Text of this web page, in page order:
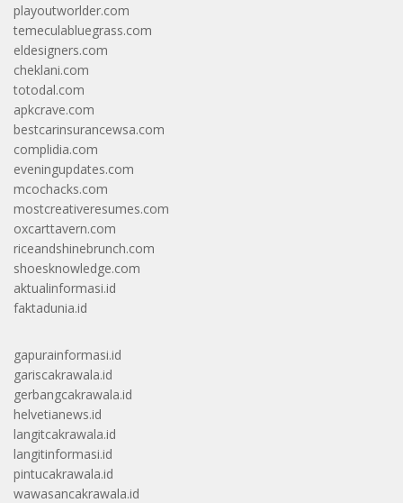
playoutworlder.com
temeculabluegrass.com
eldesigners.com
cheklani.com
totodal.com
apkcrave.com
bestcarinsurancewsa.com
complidia.com
eveningupdates.com
mcochacks.com
mostcreativeresumes.com
oxcarttavern.com
riceandshinebrunch.com
shoesknowledge.com
aktualinformasi.id
faktadunia.id
gapurainformasi.id
gariscakrawala.id
gerbangcakrawala.id
helvetianews.id
langitcakrawala.id
langitinformasi.id
pintucakrawala.id
wawasancakrawala.id